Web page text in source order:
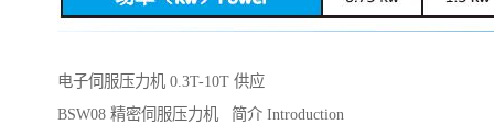
电子伺服压力机 0.3T-10T 供应
BSW08 精密伺服压力机 简介 Introduction